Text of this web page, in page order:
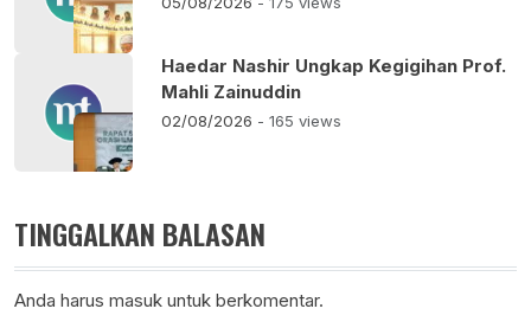
Haedar Nashir Ungkap Kegigihan Prof.
Mahli Zainuddin
02/08/2026 - 165 views
TINGGALKAN BALASAN
Anda harus masuk untuk berkomentar.